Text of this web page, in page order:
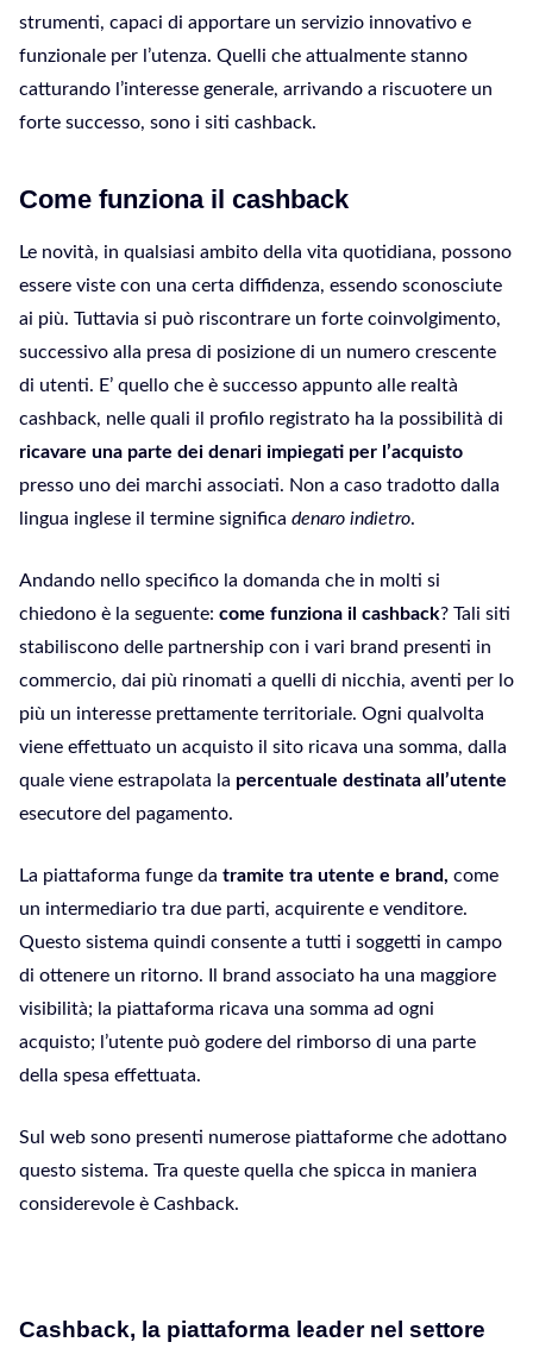
strumenti, capaci di apportare un servizio innovativo e
funzionale per l’utenza. Quelli che attualmente stanno
catturando l’interesse generale, arrivando a riscuotere un
forte successo, sono i siti cashback.
Come funziona il cashback
Le novità, in qualsiasi ambito della vita quotidiana, possono
essere viste con una certa diffidenza, essendo sconosciute
ai più. Tuttavia si può riscontrare un forte coinvolgimento,
successivo alla presa di posizione di un numero crescente
di utenti. E’ quello che è successo appunto alle realtà
cashback, nelle quali il profilo registrato ha la possibilità di
ricavare una parte dei denari impiegati per l’acquisto
presso uno dei marchi associati. Non a caso tradotto dalla
lingua inglese il termine significa denaro indietro.
Andando nello specifico la domanda che in molti si
chiedono è la seguente: come funziona il cashback? Tali siti
stabiliscono delle partnership con i vari brand presenti in
commercio, dai più rinomati a quelli di nicchia, aventi per lo
più un interesse prettamente territoriale. Ogni qualvolta
viene effettuato un acquisto il sito ricava una somma, dalla
quale viene estrapolata la percentuale destinata all’utente
esecutore del pagamento.
La piattaforma funge da tramite tra utente e brand, come
un intermediario tra due parti, acquirente e venditore.
Questo sistema quindi consente a tutti i soggetti in campo
di ottenere un ritorno. Il brand associato ha una maggiore
visibilità; la piattaforma ricava una somma ad ogni
acquisto; l’utente può godere del rimborso di una parte
della spesa effettuata.
Sul web sono presenti numerose piattaforme che adottano
questo sistema. Tra queste quella che spicca in maniera
considerevole è Cashback.
Cashback, la piattaforma leader nel settore